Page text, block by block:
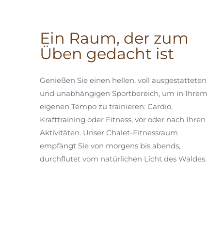
Ein Raum, der zum
Üben gedacht ist
Genießen Sie einen hellen, voll ausgestatteten
und unabhängigen Sportbereich, um in Ihrem
eigenen Tempo zu trainieren: Cardio,
Krafttraining oder Fitness, vor oder nach Ihren
Aktivitäten. Unser Chalet-Fitnessraum
empfängt Sie von morgens bis abends,
durchflutet vom natürlichen Licht des Waldes.